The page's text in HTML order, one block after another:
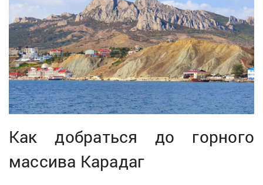
Как добраться до горного
массива Карадаг